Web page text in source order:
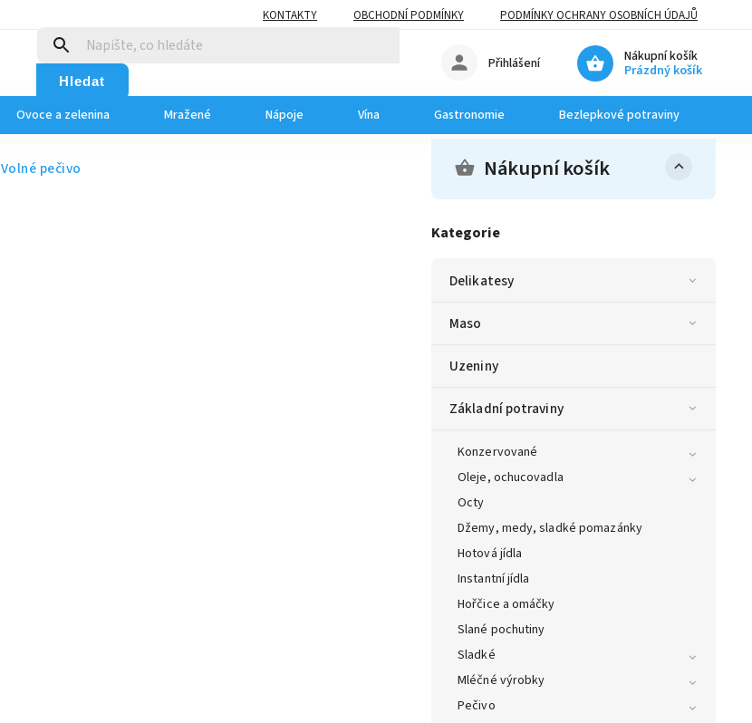
KONTAKTY OBCHODNÍ PODMÍNKY PODMÍNKY OCHRANY OSOBNÍCH ÚDAJŮ
Hledat
Nákupní košík
Prázdný košík
Přihlášení
Ovoce a zelenina Mražené Nápoje Vína Gastronomie Bezlepkové potraviny
Volné pečivo Nákupní košík
Kategorie
Delikatesy
Maso
Uzeniny
Základní potraviny
Konzervované
Oleje, ochucovadla
Octy
Džemy, medy, sladké pomazánky
Hotová jídla
Instantní jídla
Hořčice a omáčky
Slané pochutiny
Sladké
Mléčné výrobky
Pečivo